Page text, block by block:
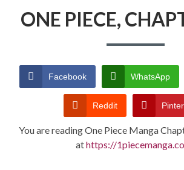
TERMS AND
CONDITIONS
ONE PIECE,
Facebook WhatsApp
Reddit
You are reading One Piece Manga
athttps://